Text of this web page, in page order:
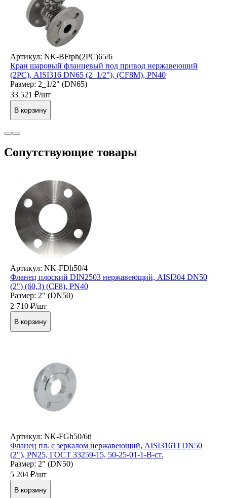
Артикул: NK-BFtph(2PC)65/6
Кран шаровый фланцевый под привод нержавеющий
(2PC), AISI316 DN65 (2_1/2"), (CF8M), PN40
Размер: 2_1/2" (DN65)
33 521 ₽/шт
В корзину
Cопутствующие товары
Артикул: NK-FDh50/4
Фланец плоский DIN2503 нержавеющий, AISI304 DN50
(2") (60,3) (CF8), РN40
Размер: 2" (DN50)
2 710 ₽/шт
В корзину
Артикул: NK-FGh50/6ti
Фланец пл. с зеркалом нержавеющий, AISI316TI DN50
(2"), РN25, ГОСТ 33259-15, 50-25-01-1-В-ст.
Размер: 2" (DN50)
5 204 ₽/шт
В корзину